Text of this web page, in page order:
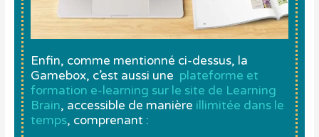
Enfin, comme mentionné ci-dessus, la
Gamebox, c’est aussi une plateforme et
formation e-learning sur le site de Learning
Brain, accessible de manière illimitée dans le
temps, comprenant :